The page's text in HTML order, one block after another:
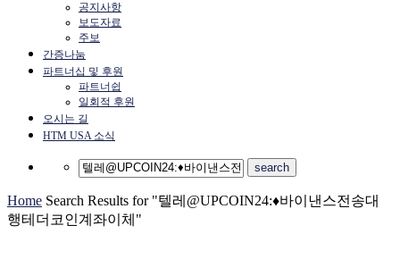
공지사항
보도자료
주보
간증나눔
파트너십 및 후원
파트너쉽
일회적 후원
오시는 길
HTM USA 소식
Home Search Results for "텔레@UPCOIN24:♦바이낸스전송대
행테더코인계좌이체"